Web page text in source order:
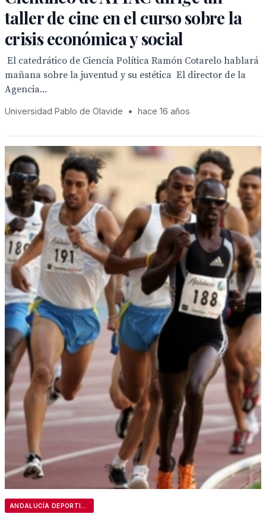
taller de cine en el curso sobre la
crisis económica y social
 El catedrático de Ciencia Política Ramón Cotarelo hablará
mañana sobre la juventud y su estética  El director de la
Agencia...
Universidad Pablo de Olavide • hace 16 años